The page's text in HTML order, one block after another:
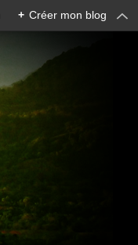
+ Créer mon blog